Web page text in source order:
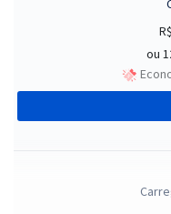
ou
TRT 15ª Região - Tribunal